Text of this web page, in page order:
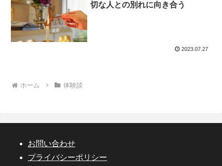
切な人との別れに向き合う
2023.07.27
ホーム 体験談
お問い合わせ
プライバシーポリシー